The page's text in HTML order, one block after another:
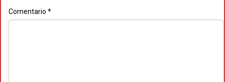
Comentario *